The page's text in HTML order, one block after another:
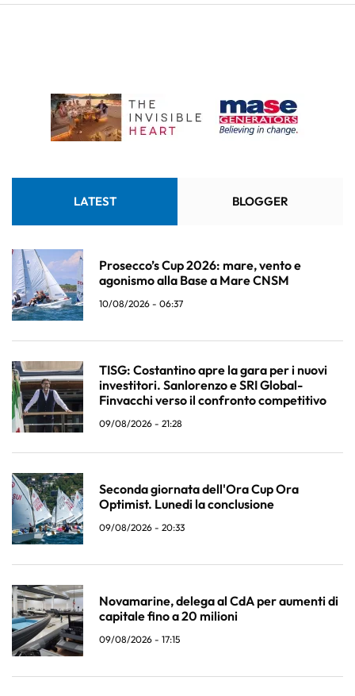
LATEST BLOGGER
Prosecco’s Cup 2026: mare, vento e
agonismo alla Base a Mare CNSM
10/08/2026 - 06:37
TISG: Costantino apre la gara per i nuovi
investitori. Sanlorenzo e SRI Global-
Finvacchi verso il confronto competitivo
09/08/2026 - 21:28
Seconda giornata dell'Ora Cup Ora
Optimist. Lunedi la conclusione
09/08/2026 - 20:33
Novamarine, delega al CdA per aumenti di
capitale fino a 20 milioni
09/08/2026 - 17:15